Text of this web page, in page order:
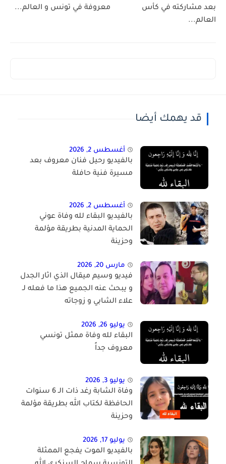
بعد مشاركته في كأس
العالم...
معروفة في تونس و العالم...
قد يهمك أيضا
أغسطس 2, 2026
بالفيديو رحيل فنان معروف بعد
مسيرة فنية حافلة
أغسطس 2, 2026
بالفيديو البقاء لله وفاة عوني
الحماية المدنية بطريقة مؤلمة
وحزينة
مارس 20, 2026
فيديو وسيم ميقال الذي اثار الجدل
و يبحث عنه الجميع هذا ما فعله لـ
علاء الشابي و زوجاته
يوليو 26, 2026
البقاء لله وفاة ممثل تونسي
معروف جداً
يوليو 3, 2026
وفاة الشابة رغد ذات الـ 6 سنوات
الحافظة لكتاب الله بطريقة مؤلمة
وحزينة
يوليو 17, 2026
بالفيديو الموت يفجع الممثلة